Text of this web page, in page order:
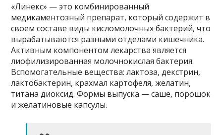
«Линекс» — это комбинированный
медикаментозный препарат, который содержит в
своем составе виды кисломолочных бактерий, что
вырабатываются разными отделами кишечника.
Активным компонентом лекарства является
лиофилизированная молочнокислая бактерия.
Вспомогательные вещества: лактоза, декстрин,
лактобактерин, крахмал картофеля, желатин,
титана диоксид. Формы выпуска — саше, порошок
и желатиновые капсулы.